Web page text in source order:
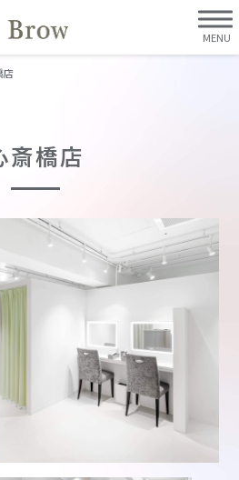
MENU
店舗情報
店
斎橋店